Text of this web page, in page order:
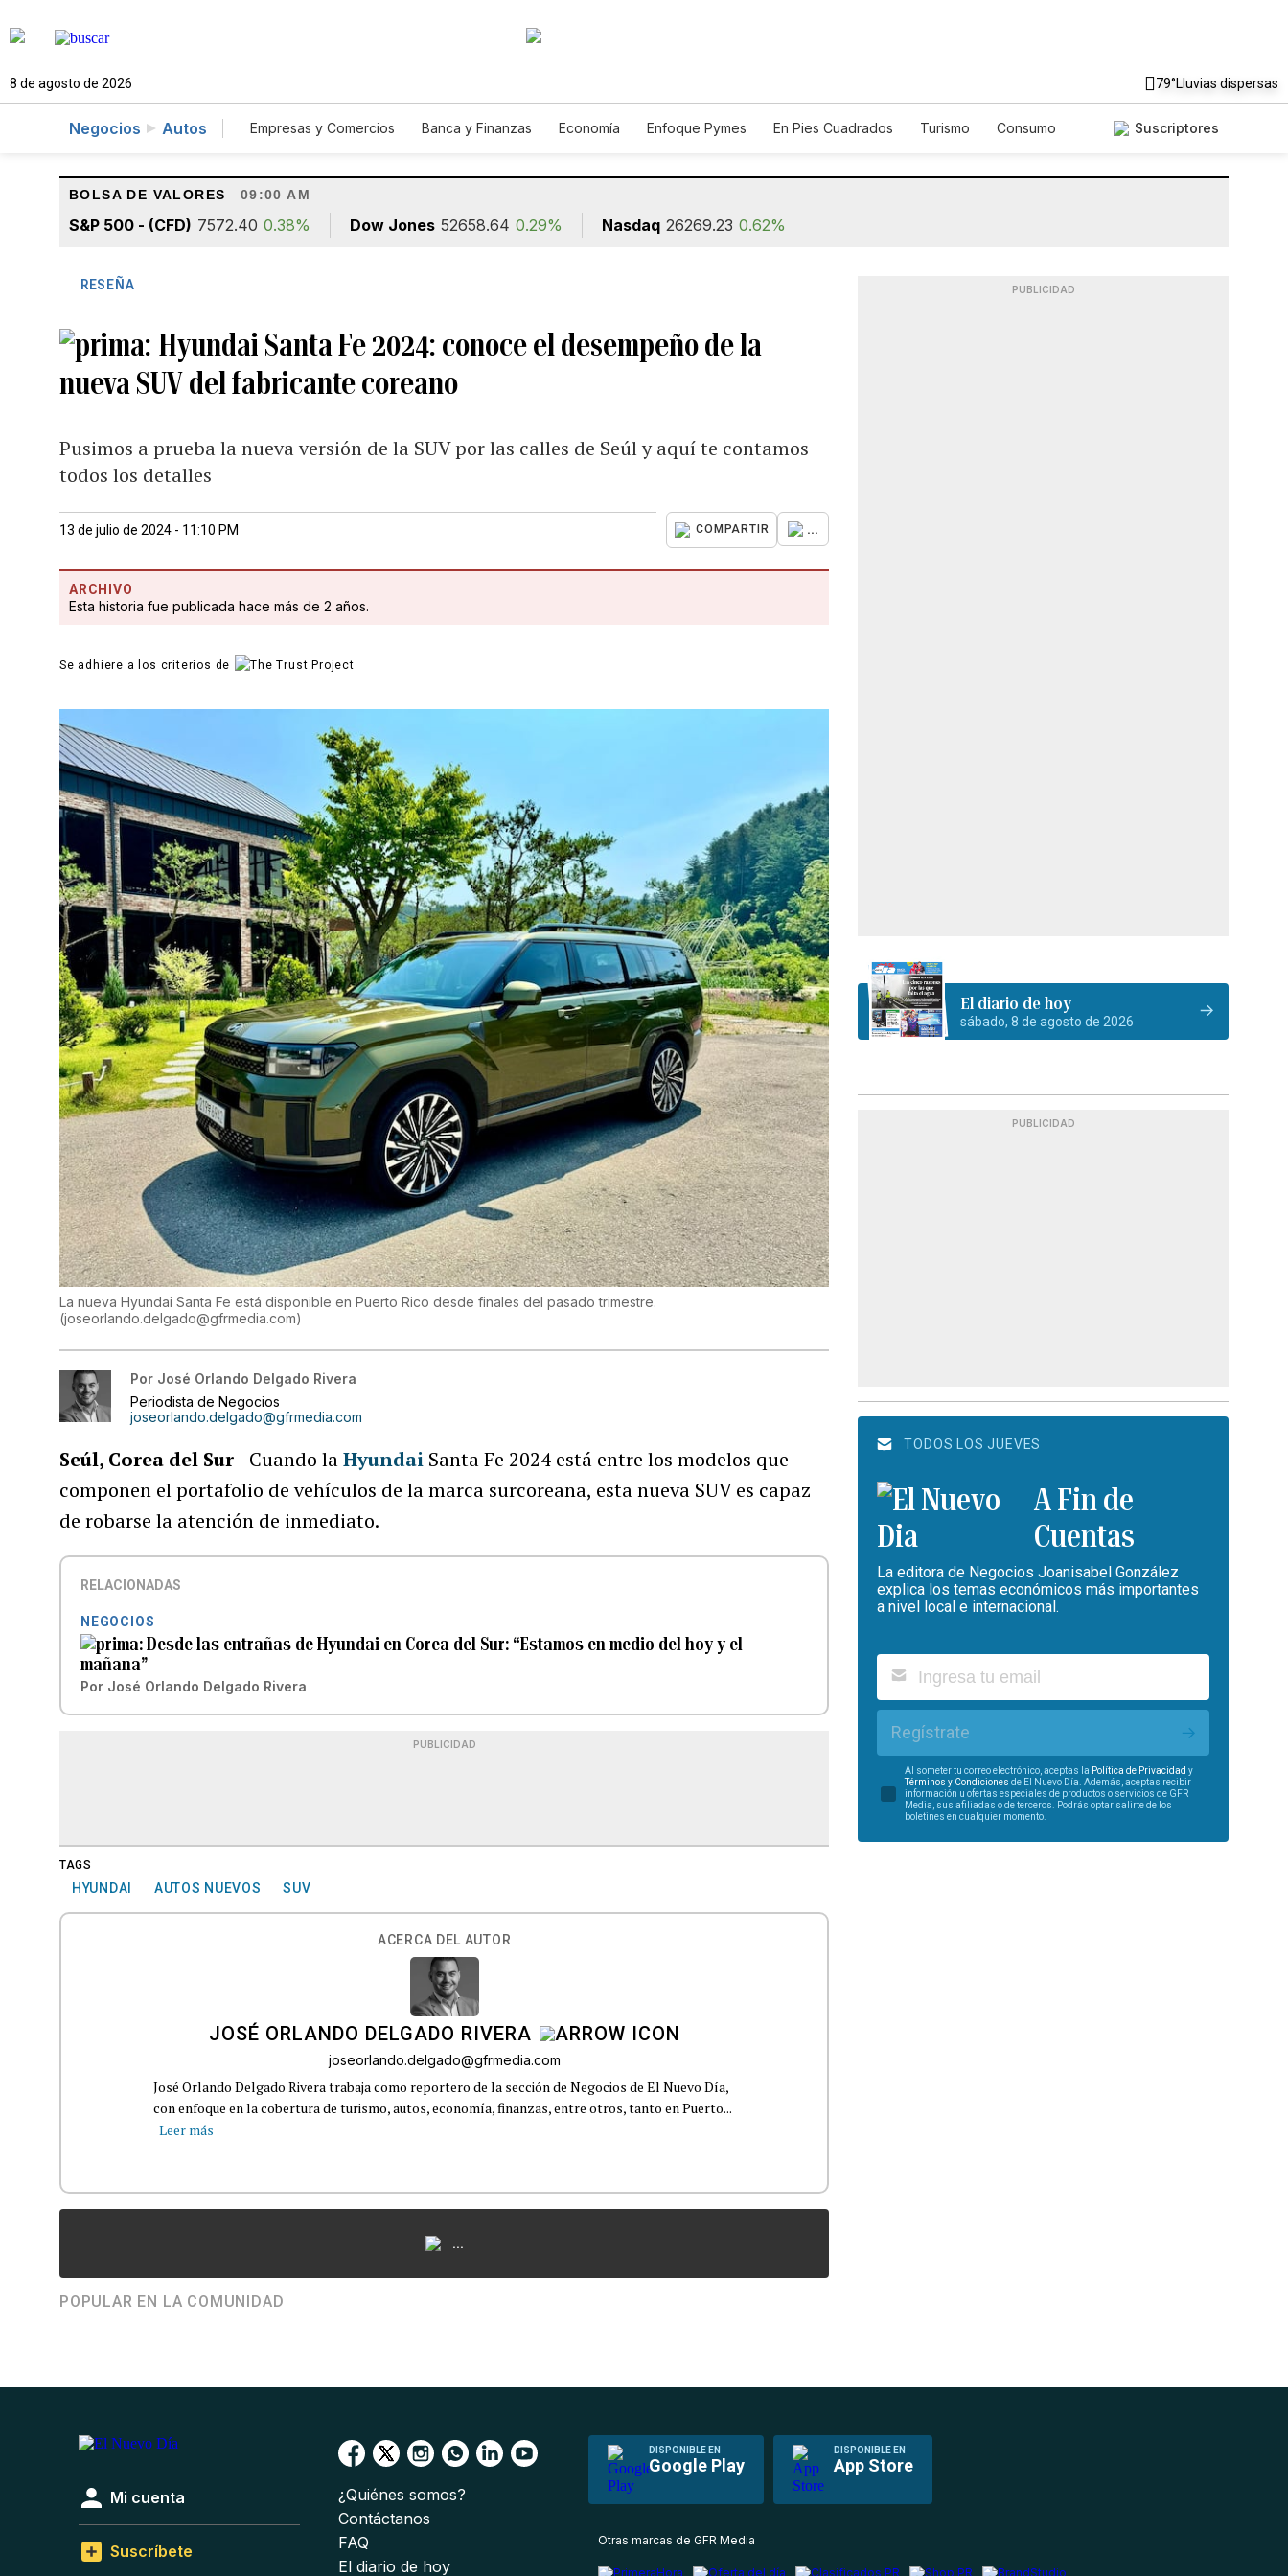
8 de agosto de 2026 79°Lluvias dispersas
Negocios Autos Empresas y Comercios Banca y Finanzas Economía Enfoque Pymes En Pies Cuadrados Turismo
Consumo
Suscriptores
BOLSA DE VALORES 09:00 AM
S&P 500 - (CFD) 7572.40 0.38% Dow Jones 52658.64 0.29% Nasdaq 26269.23 0.62%
RESEÑA
Hyundai Santa Fe 2024: conoce el desempeño de la
nueva SUV del fabricante coreano
Pusimos a prueba la nueva versión de la SUV por las calles de Seúl y aquí te contamos
todos los detalles
13 de julio de 2024 - 11:10 PM COMPARTIR ...
ARCHIVO
Esta historia fue publicada hace más de 2 años.
Se adhiere a los criterios de
La nueva Hyundai Santa Fe está disponible en Puerto Rico desde finales del pasado trimestre.
(joseorlando.delgado@gfrmedia.com)
Por José Orlando Delgado Rivera
Periodista de Negocios
joseorlando.delgado@gfrmedia.com
Seúl, Corea del Sur- Cuando laHyundai Santa Fe 2024 está entre los modelos que
componen el portafolio de vehículos de la marca surcoreana, esta nueva SUV es capaz
de robarse la atención de inmediato.
RELACIONADAS
NEGOCIOS
Desde las entrañas de Hyundai en Corea del Sur: “Estamos en medio del hoy y el
mañana”
Por José Orlando Delgado Rivera
PUBLICIDAD
TAGS
HYUNDAI AUTOS NUEVOS SUV
ACERCA DEL AUTOR
JOSÉ ORLANDO DELGADO RIVERA
joseorlando.delgado@gfrmedia.com
José Orlando Delgado Rivera trabaja como reportero de la sección de Negocios de El Nuevo Día,
con enfoque en la cobertura de turismo, autos, economía, finanzas, entre otros, tanto en Puerto...
Leer más
...
POPULAR EN LA COMUNIDAD
PUBLICIDAD
El diario de hoy
sábado, 8 de agosto de 2026
PUBLICIDAD
TODOS LOS JUEVES
A Fin de
Cuentas
La editora de Negocios Joanisabel González
explica los temas económicos más importantes
a nivel local e internacional.
Regístrate
Al someter tu correo electrónico, aceptas la Política de Privacidad y
Términos y Condiciones de El Nuevo Día. Además, aceptas recibir
información u ofertas especiales de productos o servicios de GFR
Media, sus afiliadas o de terceros. Podrás optar salirte de los
boletines en cualquier momento.
DISPONIBLE EN
Google Play
DISPONIBLE EN
App Store
Mi cuenta
Suscríbete
¿Quiénes somos?
Contáctanos
FAQ
El diario de hoy
Otras marcas de GFR Media